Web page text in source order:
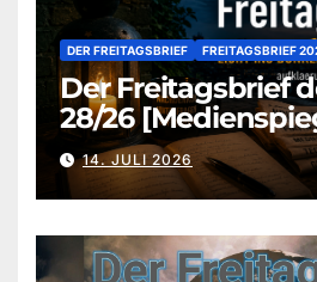
DER FREITAGSBRIEF FREITAGSBRIEF
Der Freitagsbrief
28/26
aufklaerung-
14. JULI 2026